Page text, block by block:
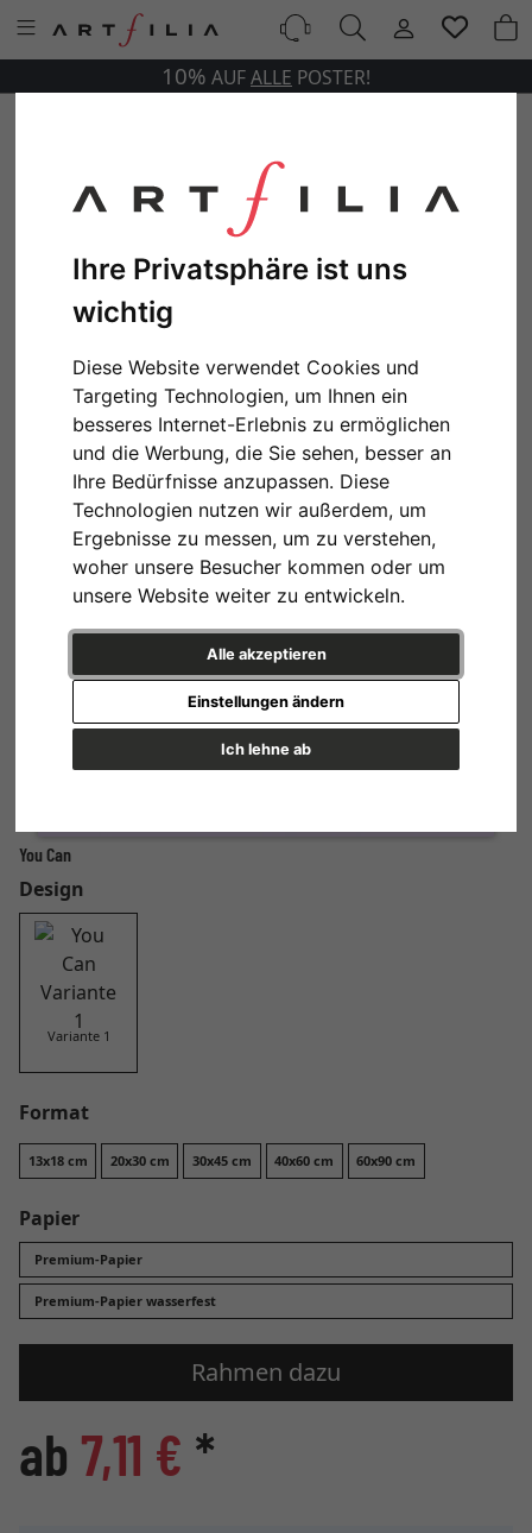
Ihre Privatsphäre ist uns
wichtig
Diese Website verwendet Cookies und
Targeting Technologien, um Ihnen ein
besseres Internet-Erlebnis zu ermöglichen
und die Werbung, die Sie sehen, besser an
Ihre Bedürfnisse anzupassen. Diese
Technologien nutzen wir außerdem, um
Ergebnisse zu messen, um zu verstehen,
woher unsere Besucher kommen oder um
unsere Website weiter zu entwickeln.
Alle akzeptieren
Ich lehne ab
Einstellungen ändern
10% AUFALLE POSTER!
You Can
Design
Variante 1
Format
13x18 cm 20x30 cm 30x45 cm 40x60 cm 60x90 cm
Papier
Premium-Papier
Premium-Papier wasserfest
Rahmen dazu
ab 7,11 € *